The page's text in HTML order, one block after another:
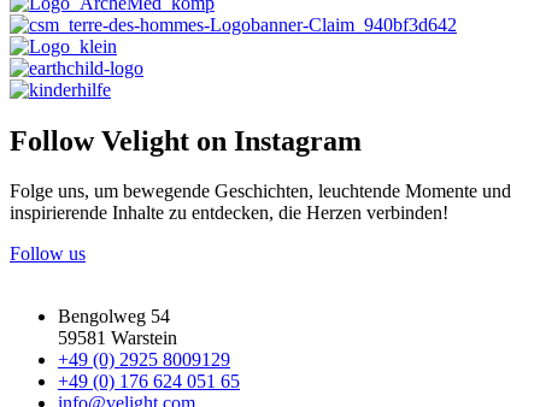
Follow Velight on Instagram
Folge uns, um bewegende Geschichten, leuchtende Momente und
inspirierende Inhalte zu entdecken, die Herzen verbinden!
Follow us
Bengolweg 54
59581 Warstein
+49 (0) 2925 8009129
+49 (0) 176 624 051 65